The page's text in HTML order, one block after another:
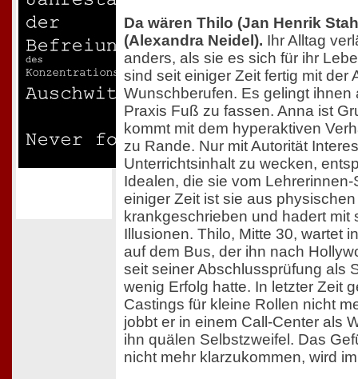
Da wären Thilo (Jan Henrik
(Alexandra Neidel). Ihr Alltag
anders, als sie es sich für ihr
sind seit einiger Zeit fertig mit der
Wunschberufen. Es gelingt ihnen
Praxis Fuß zu fassen. Anna ist
kommt mit dem hyperaktiven
zu Rande. Nur mit Autorität
Unterrichtsinhalt zu wecken,
Idealen, die sie vom Lehrerinnen-
einiger Zeit ist sie aus
krankgeschrieben und hadert mit
Illusionen. Thilo, Mitte 30, wartet
auf dem Bus, der ihn nach
seit seiner Abschlussprüfung als
wenig Erfolg hatte. In letzter Zeit
Castings für kleine Rollen nicht
jobbt er in einem Call-Center als
ihn quälen Selbstzweifel. Das
nicht mehr klarzukommen, wird